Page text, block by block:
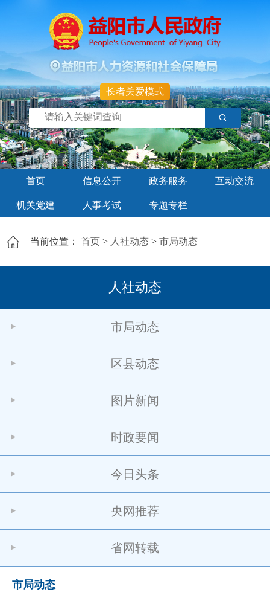
长者关爱模式
首页 信息公开 政务服务 互动交流
机关党建 人事考试 专题专栏
当前位置： 首页 > 人社动态 > 市局动态
人社动态
市局动态
区县动态
图片新闻
时政要闻
今日头条
央网推荐
省网转载
市局动态